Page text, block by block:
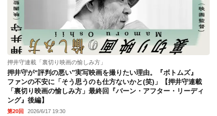
押井守連載「裏切り映画の愉しみ方」
押井守が“評判の悪い”実写映画を撮りたい理由。『ボトムズ』
ファンの不安に「そう思うのも仕方ないかと(笑)」【押井守連載
「裏切り映画の愉しみ方」最終回『バーン・アフター・リーディ
ング』後編】
第20回 2026/6/17 19:30